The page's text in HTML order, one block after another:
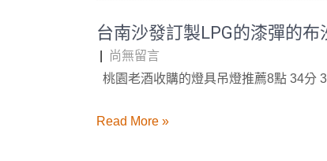
台南沙發訂製LPG的漆彈的
尚無留言
桃園老酒收購的燈具吊燈推薦8點 34分
Read More »